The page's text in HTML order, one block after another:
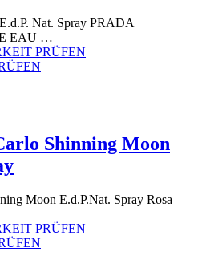
Nat. Spray PRADA
EAU …
PRÜFEN
Shinning Moon
Moon E.d.P.Nat. Spray Rosa
PRÜFEN